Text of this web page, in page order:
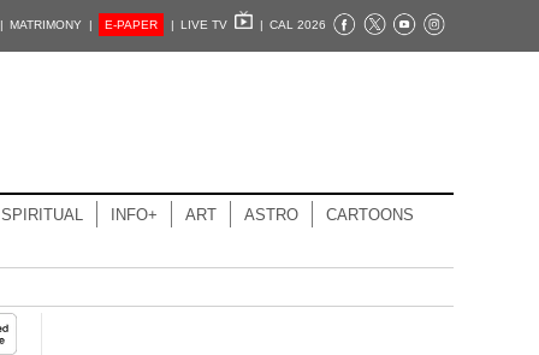
MATRIMONY | E-PAPER | LIVE TV | CAL 2026
SPIRITUAL INFO+ ART ASTRO CARTOONS